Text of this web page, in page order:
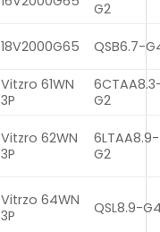
G2
18V2000G65 QSB6.7-
Vitzro 61WN
3P
G2
Vitzro 62WN
3P
6LTAA8.9-
G2
Vitrzo 64WN
3P
QSL8.9-